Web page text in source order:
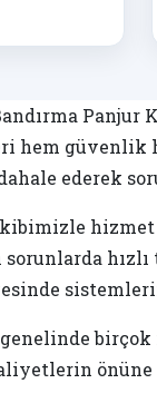
hem güvenlik
ederek
hizmet